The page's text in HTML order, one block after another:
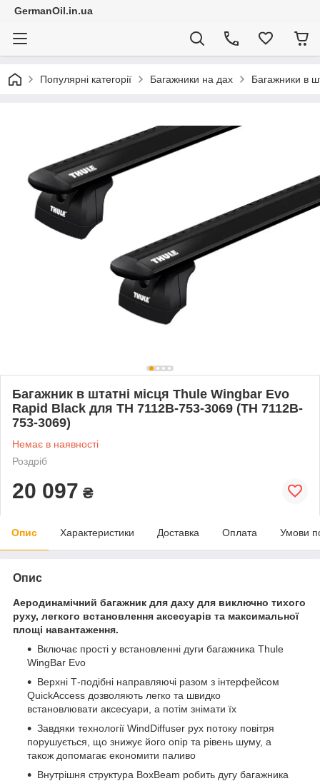
GermanOil.in.ua
Популярні категорії Багажники на дах Багажники в
Багажник в штатні місця Thule Wingbar Evo
Rapid Black для TH 7112B-753-3069 (TH 7112B-
753-3069)
Немає в наявності
Роздріб
20 097 ₴
Опис Характеристики Доставка Оплата Умови
Опис
Аеродинамічний багажник для даху для виключно тихого
руху, легкого встановлення аксесуарів та максимальної
площі навантаження.
Включає прості у встановленні дуги багажника Thule
WingBar Evo
Верхні Т-подібні направляючі разом з інтерфейсом
QuickAccess дозволяють легко та швидко
встановлювати аксесуари, а потім знімати їх
Завдяки технології WindDiffuser рух потоку повітря
порушується, що знижує його опір та рівень шуму, а
також допомагає економити паливо
Внутрішня структура BoxBeam робить дугу багажника